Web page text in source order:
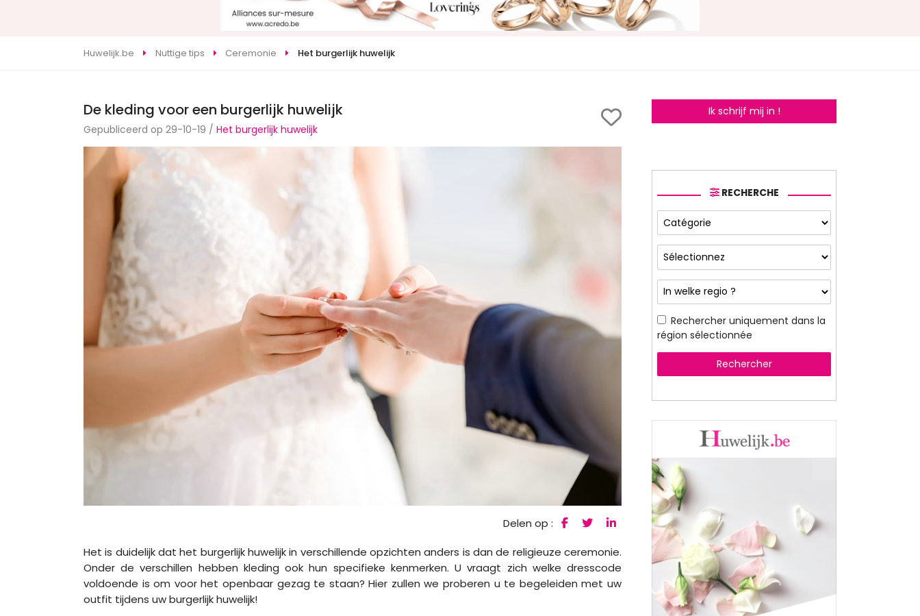
Huwelijk.be Nuttige tips Ceremonie Het burgerlijk huwelijk
De kleding voor een burgerlijk huwelijk
Gepubliceerd op 29-10-19 / Het burgerlijk huwelijk
Delen op :
Het is duidelijk dat het burgerlijk huwelijk in verschillende opzichten anders is dan de religieuze ceremonie.
Onder de verschillen hebben kleding ook hun specifieke kenmerken. U vraagt ​​zich welke dresscode
voldoende is om voor het openbaar gezag te staan? Hier zullen we proberen u te begeleiden met uw
outfit tijdens uw burgerlijk huwelijk!
Ik schrijf mij in !
RECHERCHE
Rechercher uniquement dans la
région sélectionnée
Rechercher